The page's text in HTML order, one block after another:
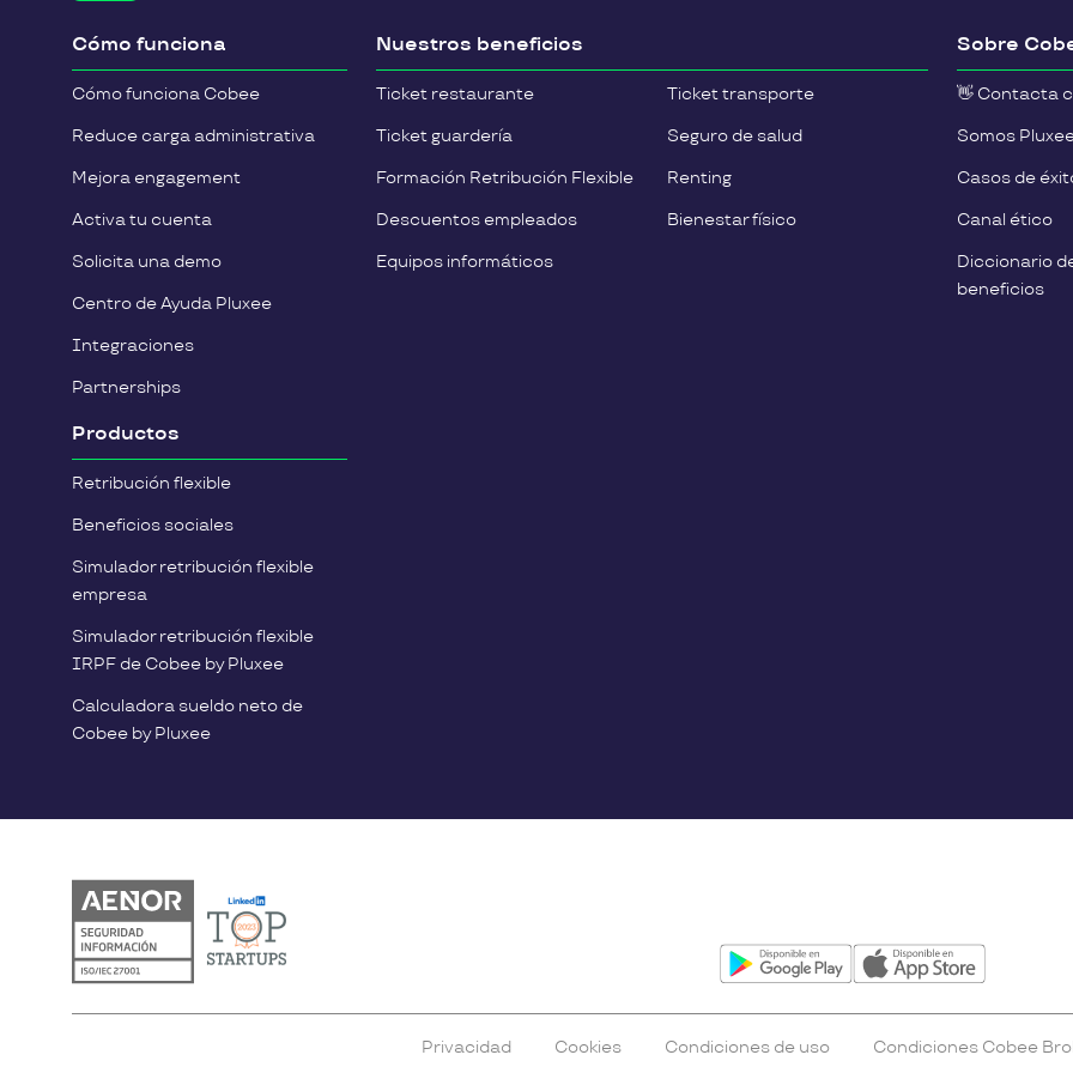
Cómo funciona
Cómo funciona Cobee
Reduce carga administrativa
Mejora engagement
Activa tu cuenta
Solicita una demo
Centro de Ayuda Pluxee
Integraciones
Partnerships
Productos
Retribución flexible
Beneficios sociales
Simulador retribución flexible
empresa
Simulador retribución flexible
IRPF de Cobee by Pluxee
Calculadora sueldo neto de
Cobee by Pluxee
Nuestros beneficios
Ticket restaurante Ticket transporte
Ticket guardería Seguro de salud
Formación Retribución Flexible Renting
Descuentos empleados Bienestar físico
Equipos informáticos
Sobre
👋 Contacta
Somos
Casos de
Canal ético
Diccionario
beneficios
Privacidad Cookies Condiciones de uso Condiciones Cobee